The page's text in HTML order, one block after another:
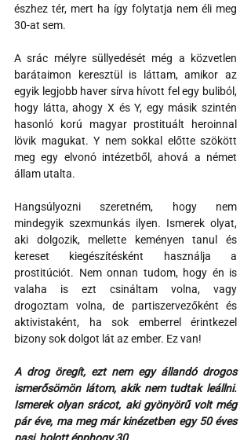
észhez tér, mert ha így folytatja nem éli meg
30-at sem.
A srác mélyre süllyedését még a közvetlen
barátaimon keresztül is láttam, amikor az
egyik legjobb haver sírva hívott fel egy buliból,
hogy látta, ahogy X és Y, egy másik szintén
hasonló korú magyar prostituált heroinnal
lövik magukat. Y nem sokkal előtte szökött
meg egy elvonó intézetből, ahová a német
állam utalta.
Hangsúlyozni szeretném, hogy nem
mindegyik szexmunkás ilyen. Ismerek olyat,
aki dolgozik, mellette keményen tanul és
kereset kiegészítésként használja a
prostitúciót. Nem onnan tudom, hogy én is
valaha is ezt csináltam volna, vagy
drogoztam volna, de partiszervezőként és
aktivistaként, ha sok emberrel érintkezel
bizony sok dolgot lát az ember. Ez van!
A drog öregít, ezt nem egy állandó drogos
ismerősömön látom, akik nem tudtak leállni.
Ismerek olyan srácot, aki gyönyörű volt még
pár éve, ma meg már kinézetben egy 50 éves